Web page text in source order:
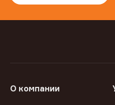
О компании